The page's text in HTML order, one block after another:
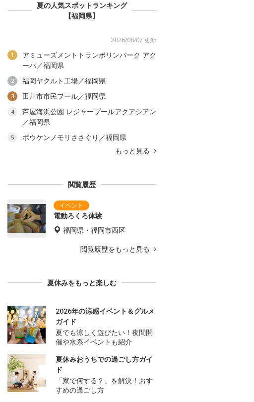
夏の人気スポットランキング
【福岡県】
2026/08/07 更新
1
アミューズメントトランポリンパーク アク
ーパ／福岡県
2 福岡ヤクルト工場／福岡県
3 田川市市民プール／福岡県
4
芦屋海浜公園 レジャープールアクアシアン
／福岡県
5
ボウケンノモリささぐり／福岡県
もっと見る
閲覧履歴
電動ろくろ体験
福岡県・福岡市西区
閲覧履歴をもっと見る
夏休みをもっと楽しむ
2026年の涼感イベント＆グルメ
ガイド
夏でも涼しく遊びたい！夜間開
催や水系イベントも紹介
夏休みおうちでの過ごし方ガイ
ド
「家で何する？」を解決！おす
すめの過ごし方